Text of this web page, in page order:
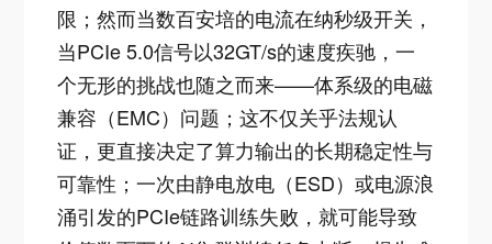
限；然而当数百安培的电流在纳秒级开关，
当PCIe 5.0信号以32GT/s的速度疾驰，一
个无形的挑战也随之而来——体系级的电磁
兼容（EMC）问题；这不仅关乎法规认
证，更直接决定了算力输出的长期稳定性与
可靠性；一次由静电放电（ESD）或电源浪
涌引发的PCIe链路训练失败，就可能导致